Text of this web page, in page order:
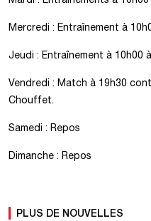
Mercredi : Entraînement à
Jeudi : Entraînement à 10h00
Vendredi : Match à 19h30
Chouffet.
Samedi : Repos
Dimanche : Repos
PLUS DE NOUVELLES